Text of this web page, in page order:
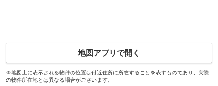
地図アプリで開く
※地図上に表示される物件の位置は付近住所に所在することを表すものであり、実際
の物件所在地とは異なる場合がございます。